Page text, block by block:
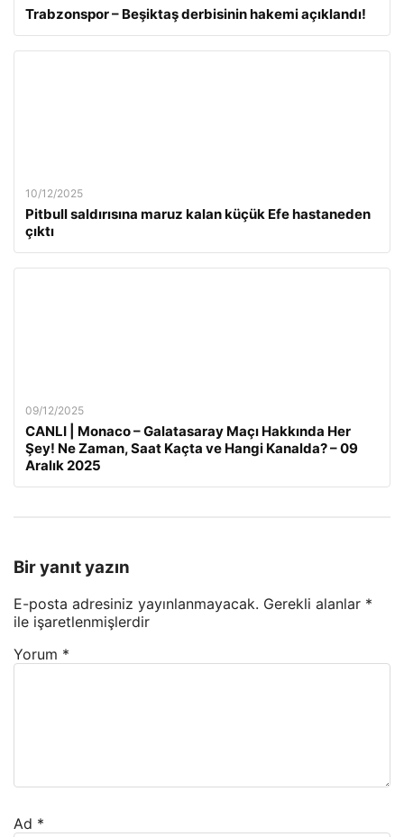
Trabzonspor – Beşiktaş derbisinin hakemi açıklandı!
10/12/2025
Pitbull saldırısına maruz kalan küçük Efe hastaneden
çıktı
09/12/2025
CANLI | Monaco – Galatasaray Maçı Hakkında Her
Şey! Ne Zaman, Saat Kaçta ve Hangi Kanalda? – 09
Aralık 2025
Bir yanıt yazın
E-posta adresiniz yayınlanmayacak. Gerekli alanlar *
ile işaretlenmişlerdir
Yorum *
Ad *